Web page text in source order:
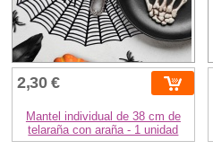
2,30 €
Mantel individual de 38 cm de
telaraña con araña - 1 unidad